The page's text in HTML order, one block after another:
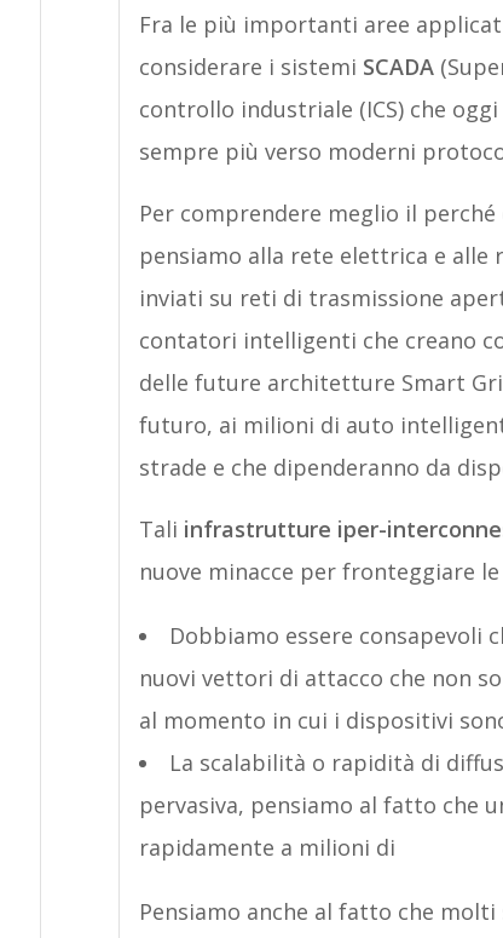
Fra le più importanti aree
considerare i sistemi SCADA
controllo industriale (ICS) che
sempre più verso moderni
Per comprendere meglio il
pensiamo alla rete elettrica e alle
inviati su reti di trasmissione
contatori intelligenti che creano
delle future architetture Smart
futuro, ai milioni di auto
strade e che dipenderanno da
Tali infrastrutture iper-
nuove minacce per fronteggiare
Dobbiamo essere consapevoli
nuovi vettori di attacco che non
al momento in cui i dispositivi
La scalabilità o rapidità di
pervasiva, pensiamo al fatto che
rapidamente a milioni di
Pensiamo anche al fatto che